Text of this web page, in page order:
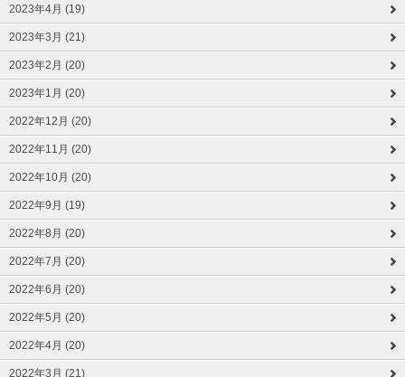
2023年4月 (19)
2023年3月 (21)
2023年2月 (20)
2023年1月 (20)
2022年12月 (20)
2022年11月 (20)
2022年10月 (20)
2022年9月 (19)
2022年8月 (20)
2022年7月 (20)
2022年6月 (20)
2022年5月 (20)
2022年4月 (20)
2022年3月 (21)